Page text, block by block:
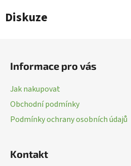
Diskuze
Informace pro vás
Jak nakupovat
Obchodní podmínky
Podmínky ochrany osobních údajů
Kontakt